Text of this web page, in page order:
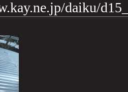
daiku/